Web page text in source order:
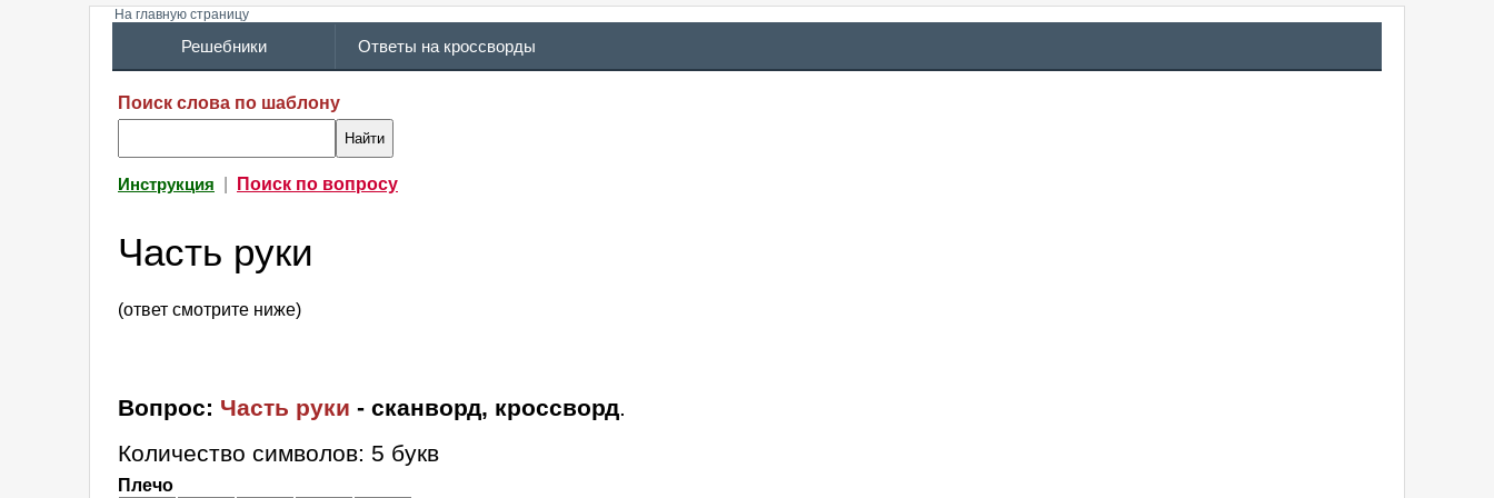
На главную страницу
Решебники Ответы на кроссворды
Поиск слова по шаблону
Инструкция Поиск по вопросу
Часть руки
(ответ смотрите ниже)
Вопрос: Часть руки - сканворд, кроссворд.
Количество символов: 5 букв
Плечо